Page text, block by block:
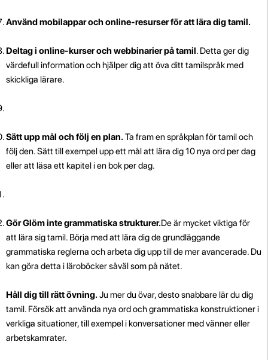
Använd mobilappar och online-resurser för att lära dig tamil.
Deltag i online-kurser och webbinarier på tamil. Detta ger dig
värdefull information och hjälper dig att öva ditt tamilspråk med
skickliga lärare.
Sätt upp mål och följ en plan.Ta fram en språkplan för tamil och
följ den. Sätt till exempel upp ett mål att lära dig 10 nya ord per dag
eller att läsa ett kapitel i en bok per dag.
Gör Glöm inte grammatiska strukturer.De är mycket viktiga för
att lära sig tamil. Börja med att lära dig de grundläggande
grammatiska reglerna och arbeta dig upp till de mer avancerade. Du
kan göra detta i läroböcker såväl som på nätet.
Håll dig till rätt övning.Ju mer du övar, desto snabbare lär du dig
tamil. Försök att använda nya ord och grammatiska konstruktioner i
verkliga situationer, till exempel i konversationer med vänner eller
arbetskamrater.